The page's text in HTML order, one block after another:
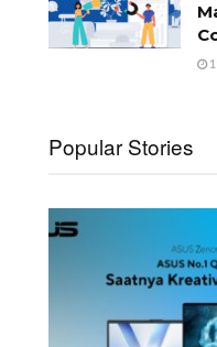
Popular Stories